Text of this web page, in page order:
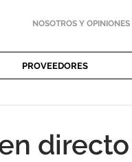
NOSOTROS Y OPINIONES
PROVEEDORES